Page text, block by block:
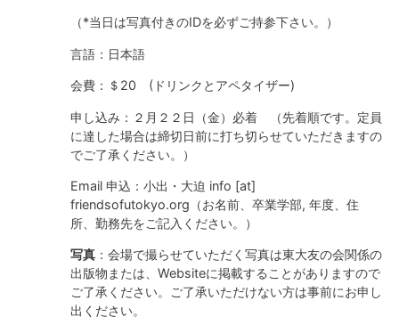
（*当日は写真付きのIDを必ずご持参下さい。）
言語：日本語
会費：＄20 (ドリンクとアペタイザー)
申し込み：２月２２日（金）必着 （先着順です。定員
に達した場合は締切日前に打ち切らせていただきますの
でご了承ください。）
Email 申込：小出・大迫 info [at]
friendsofutokyo.org（お名前、卒業学部, 年度、住
所、勤務先をご記入ください。）
写真：会場で撮らせていただく写真は東大友の会関係の
出版物または、Websiteに掲載することがありますので
ご了承ください。ご了承いただけない方は事前にお申し
出ください。